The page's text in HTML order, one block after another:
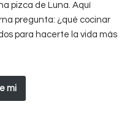
pizca de Luna. Aquí
pregunta: ¿qué cocinar
para hacerte la vida más
mi